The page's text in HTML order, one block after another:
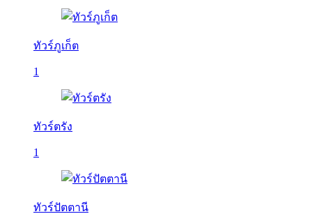
ทัวร์ภูเก็ต
1
ทัวร์ตรัง
1
ทัวร์ปัตตานี